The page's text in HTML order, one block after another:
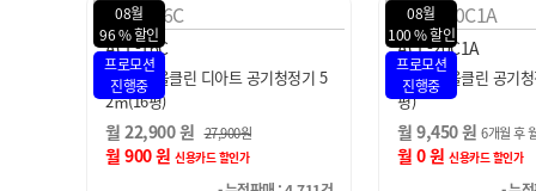
08월
100 % 할인
프로모션
진행중
ACL-20C1A
SK매직 올클린 공기청정기 66㎡(20
평)
월 9,450 원6개월 후 월18,900
월 0 원신용카드 할인가
08월
100 % 할인
프로모션
진행중
ACL-25C1A
SK매직 올클린 공기
평)
월 11,450 원6개월
월 0 원 신용카드 할인가